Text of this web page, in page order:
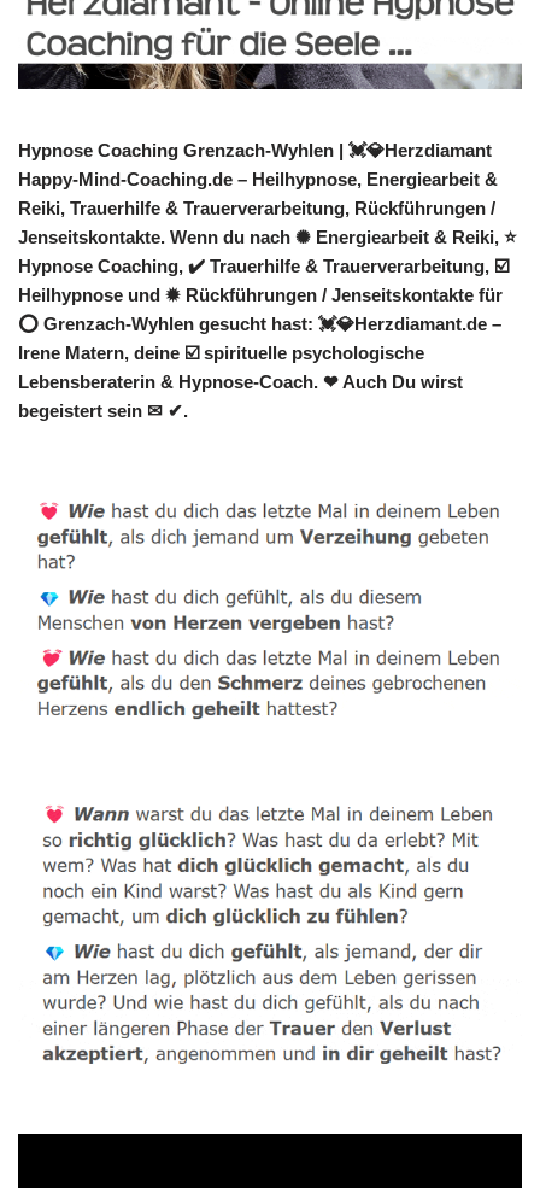
Hypnose Coaching Grenzach-Wyhlen | 💓️💎Herzdiamant
Happy-Mind-Coaching.de – Heilhypnose, Energiearbeit &
Reiki, Trauerhilfe & Trauerverarbeitung, Rückführungen /
Jenseitskontakte. Wenn du nach ✺ Energiearbeit & Reiki, ⭐
Hypnose Coaching, ✔️ Trauerhilfe & Trauerverarbeitung, ☑️
Heilhypnose und ✹ Rückführungen / Jenseitskontakte für
⭕ Grenzach-Wyhlen gesucht hast: 💓️💎Herzdiamant.de –
Irene Matern, deine ☑️ spirituelle psychologische
Lebensberaterin & Hypnose-Coach. ❤ Auch Du wirst
begeistert sein ✉ ✔.